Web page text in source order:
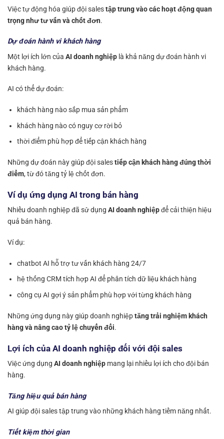
Việc tự động hóa giúp đội salestập trung vào các hoạt động quan
trọng như tư vấn và chốt đơn.
Dự đoán hành vi khách hàng
Một lợi ích lớn của AI doanh nghiệp là khả năng dự đoán hành vi
khách hàng.
AI có thể dự đoán:
khách hàng nào sắp mua sản phẩm
khách hàng nào có nguy cơ rời bỏ
thời điểm phù hợp để tiếp cận khách hàng
Những dự đoán này giúp đội salestiếp cận khách hàng đúng thời
điểm, từ đó tăng tỷ lệ chốt đơn.
Ví dụ ứng dụng AI trong bán hàng
Nhiều doanh nghiệp đã sử dụng AI doanh nghiệpđể cải thiện hiệu
quả bán hàng.
Ví dụ:
chatbot AI hỗ trợ tư vấn khách hàng 24/7
hệ thống CRM tích hợp AI để phân tích dữ liệu khách hàng
công cụ AI gợi ý sản phẩm phù hợp với từng khách hàng
Những ứng dụng này giúp doanh nghiệptăng trải nghiệm khách
hàng và nâng cao tỷ lệ chuyển đổi.
Lợi ích của AI doanh nghiệp đối với đội sales
Việc ứng dụng AI doanh nghiệp mang lại nhiều lợi ích cho đội bán
hàng.
Tăng hiệu quả bán hàng
AI giúp đội sales tập trung vào những khách hàng tiềm năng nhất.
Tiết kiệm thời gian